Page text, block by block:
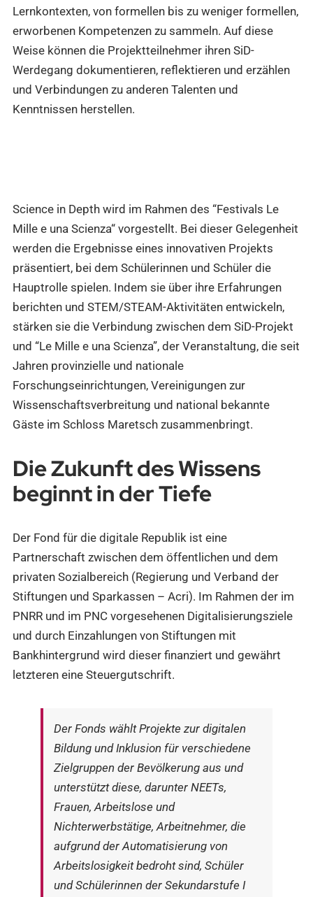
Lernkontexten, von formellen bis zu weniger formellen,
erworbenen Kompetenzen zu sammeln. Auf diese
Weise können die Projektteilnehmer ihren SiD-
Werdegang dokumentieren, reflektieren und erzählen
und Verbindungen zu anderen Talenten und
Kenntnissen herstellen.
Science in Depth wird im Rahmen des “Festivals Le
Mille e una Scienza“ vorgestellt. Bei dieser Gelegenheit
werden die Ergebnisse eines innovativen Projekts
präsentiert, bei dem Schülerinnen und Schüler die
Hauptrolle spielen. Indem sie über ihre Erfahrungen
berichten und STEM/STEAM-Aktivitäten entwickeln,
stärken sie die Verbindung zwischen dem SiD-Projekt
und “Le Mille e una Scienza”, der Veranstaltung, die seit
Jahren provinzielle und nationale
Forschungseinrichtungen, Vereinigungen zur
Wissenschaftsverbreitung und national bekannte
Gäste im Schloss Maretsch zusammenbringt.
Die Zukunft des Wissens
beginnt in der Tiefe
Der Fond für die digitale Republik ist eine
Partnerschaft zwischen dem öffentlichen und dem
privaten Sozialbereich (Regierung und Verband der
Stiftungen und Sparkassen – Acri). Im Rahmen der im
PNRR und im PNC vorgesehenen Digitalisierungsziele
und durch Einzahlungen von Stiftungen mit
Bankhintergrund wird dieser finanziert und gewährt
letzteren eine Steuergutschrift.
Der Fonds wählt Projekte zur digitalen
Bildung und Inklusion für verschiedene
Zielgruppen der Bevölkerung aus und
unterstützt diese, darunter NEETs,
Frauen, Arbeitslose und
Nichterwerbstätige, Arbeitnehmer, die
aufgrund der Automatisierung von
Arbeitslosigkeit bedroht sind, Schüler
und Schülerinnen der Sekundarstufe I